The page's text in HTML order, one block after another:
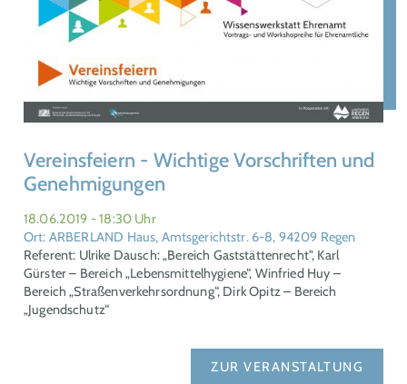
Vereinsfeiern - Wichtige Vorschriften und
Genehmigungen
18.06.2019 - 18:30 Uhr
Ort: ARBERLAND Haus, Amtsgerichtstr. 6-8, 94209 Regen
Referent: Ulrike Dausch: „Bereich Gaststättenrecht", Karl
Gürster – Bereich „Lebensmittelhygiene“, Winfried Huy –
Bereich „Straßenverkehrsordnung“, Dirk Opitz – Bereich
„Jugendschutz“
ZUR VERANSTALTUNG